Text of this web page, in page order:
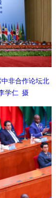
非合作论坛北
学仁 摄